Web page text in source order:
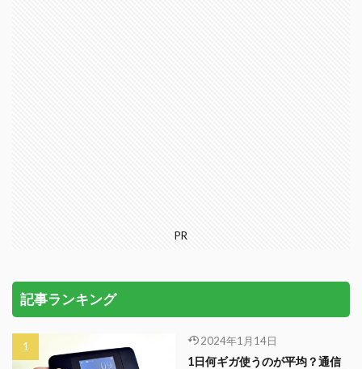
PR
記事ランキング
2024年1月14日
1日何ギガ使うのが平均？通信